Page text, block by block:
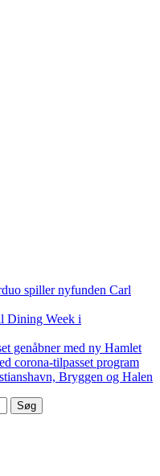
spiller nyfunden Carl
Dining Week i
genåbner med ny Hamlet
corona-tilpasset program
Bryggen og Halen